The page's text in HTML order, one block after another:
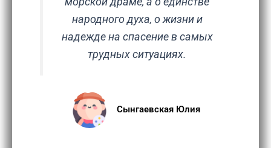
народного духа, о жизни и
надежде на спасение в самых
трудных ситуациях.
Сынгаевская Юлия